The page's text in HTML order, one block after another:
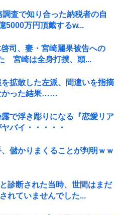
査で知り合った納税者の自
5000万円頂戴するw...
司、妻・宮崎麗果被告への
宮崎は全身打撲、頭...
拡散した左派、間違いを指摘
かった結果……
露で浮き彫りになる『恋愛リア
バイ・・・・・
、儲かりまくることが判明ｗｗ
診断された当時、世間はまだ
れていませんでした...